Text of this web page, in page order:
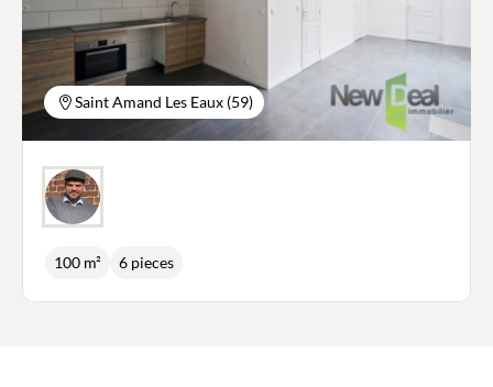
Saint Amand Les Eaux (59)
100 m² 6 pieces